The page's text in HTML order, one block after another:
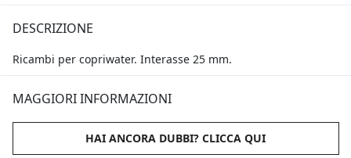
DESCRIZIONE
Ricambi per copriwater. Interasse 25 mm.
MAGGIORI INFORMAZIONI
HAI ANCORA DUBBI? CLICCA QUI